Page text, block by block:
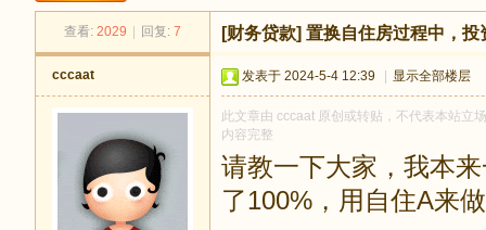
查看: 2029 回复: 7 [财务贷款] 置换自住房过程中，
cccaat 发表于 2024-5-4 12:39 显示全部楼层
此文章由 cccaat 原创或转贴，不代表本站立
内容完整
请教一下大家，我本
了100%，用自住A来